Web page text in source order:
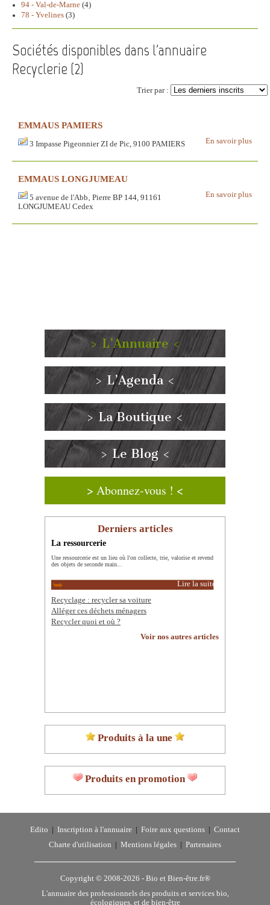
94 - Val-de-Marne (4)
78 - Yvelines (3)
Sociétés disponibles dans l'annuaire
Recyclerie (2)
Trier par :
EMMAUS PAMIERS
En savoir plus
3 Impasse Pigeonnier ZI de Pic, 9100 PAMIERS
EMMAUS LONGJUMEAU
En savoir plus
5 avenue de l'Abb‚ Pierre BP 144, 91161
LONGJUMEAU Cedex
> L’Annuaire <
> L’Agenda <
> La Boutique <
> Le Blog <
> Abonnez-vous ! <
Derniers articles
La ressourcerie
Une ressourcerie est un lieu où l'on collecte, trie, valorise et revend
des objets de seconde main...
Lire la suite
Recyclage : recycler sa voiture
Alléger ces déchets ménagers
Recycler quoi et où ?
Voir nos autres articles
Produits à la une
Produits en promotion
Edito Inscription à l'annuaire Foire aux questions
Contact
Charte d'utilisation
Mentions légales Partenaires
Copyright © 2008-2026 - Bio et Bien-être.fr®
L'annuaire des professionnels des produits et services bio,
écologiques, et de bien-être